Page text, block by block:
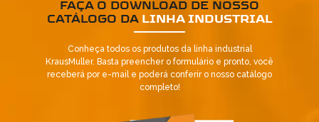
FAÇA O DOWNLOAD DE NOSSO
CATÁLOGO DA LINHA INDUSTRIAL
Conheça todos os produtos da linha industrial
KrausMuller. Basta preencher o formulário e pronto, você
receberá por e-mail e poderá conferir o nosso catálogo
completo!